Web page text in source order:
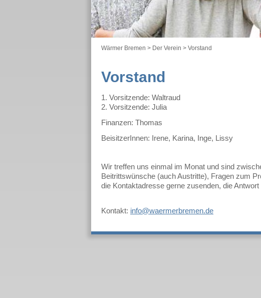
Wärmer Bremen > Der Verein > Vorstand
Vorstand
1. Vorsitzende: Waltraud
2. Vorsitzende: Julia
Finanzen: Thomas
BeisitzerInnen: Irene, Karina, Inge, Lissy
Wir treffen uns einmal im Monat und sind
Beitrittswünsche (auch Austritte), Fragen zum
die Kontaktadresse gerne zusenden, die
Kontakt: info@waermerbremen.de